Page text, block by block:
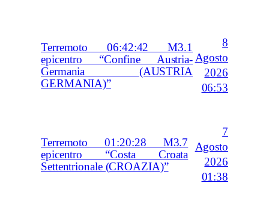
Terremoto 06:42:42 M3.1
epicentro “Confine Austria-
Germania (AUSTRIA
GERMANIA)”
8
Agosto
2026
06:53
Terremoto 01:20:28 M3.7
epicentro “Costa Croata
Settentrionale (CROAZIA)”
7
Agosto
2026
01:38